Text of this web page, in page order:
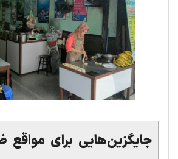
جایگزین‌هایی برای مواقع